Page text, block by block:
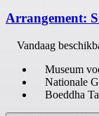
Arrangement:
Vandaag
Museum
Nationale
Boeddha